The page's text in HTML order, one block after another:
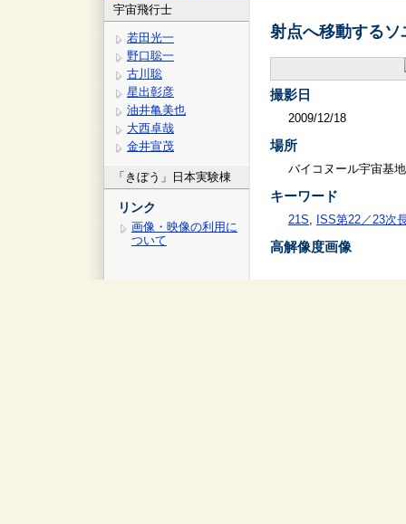
宇宙飛行士
若田光一
野口聡一
古川聡
星出彰彦
油井亀美也
大西卓哉
金井宣茂
「きぼう」日本実験棟
リンク
画像・映像の利用に
ついて
射点へ移動する
撮影日
2009/12/18
場所
バイコヌール宇宙基地
キーワード
21S, ISS第22／23次
高解像度画像